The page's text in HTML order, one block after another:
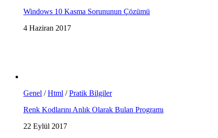
Windows 10 Kasma Sorununun Çözümü
4 Haziran 2017
Genel /Html /Pratik Bilgiler
Renk Kodlarını Anlık Olarak Bulan Programı
22 Eylül 2017